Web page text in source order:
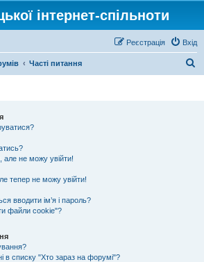
інтернет-спільноти
Вхід
Реєстрація
Часті питання
але не можу увійти!
тепер не можу увійти!
вводити ім’я і пароль?
файли cookie"?
в списку "Хто зараз на форумі"?